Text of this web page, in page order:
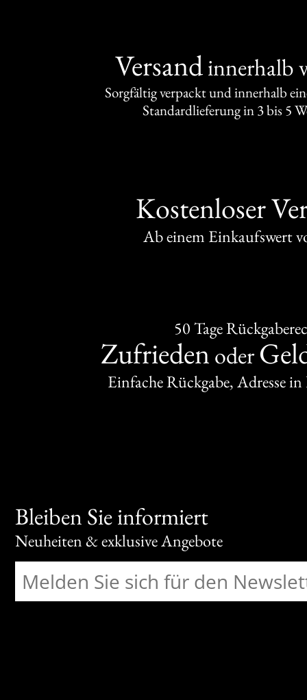
Versandinnerhalb
Sorgfältig verpackt und innerhalb
Standardlieferung in 3 bis 5
Kostenloser
Ab einem Einkaufswert
50 Tage
Zufrieden oder
Einfache Rückgabe, Adresse
Bleiben Sie informiert
Neuheiten & exklusive Angebote